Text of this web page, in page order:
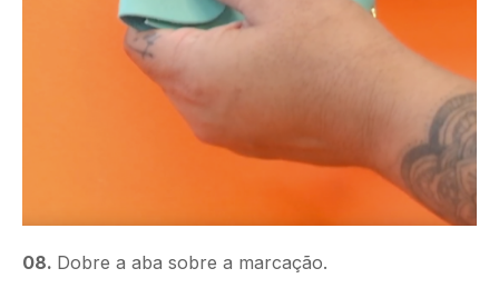
08. Dobre a aba sobre a marcação.